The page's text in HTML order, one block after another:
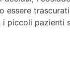
essere
piccoli pazienti